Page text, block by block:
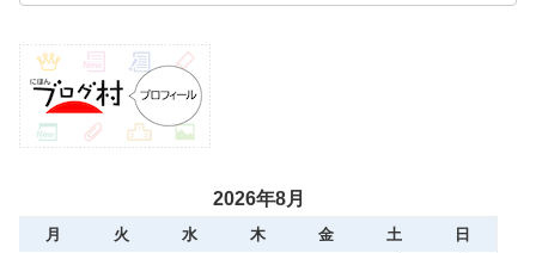
2026年8月
月 火 水 木 金 土
日